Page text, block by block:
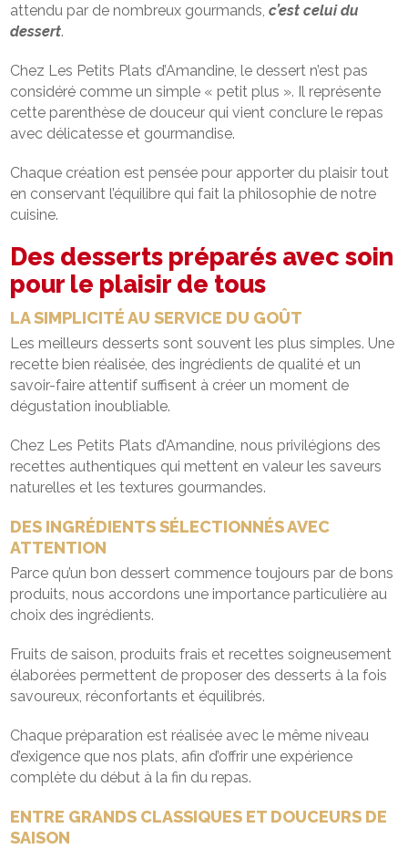
attendu par de nombreux gourmands,c’est celui du
dessert.
Chez Les Petits Plats d’Amandine, le dessert n’est pas
considéré comme un simple « petit plus ». Il représente
cette parenthèse de douceur qui vient conclure le repas
avec délicatesse et gourmandise.
Chaque création est pensée pour apporter du plaisir tout
en conservant l’équilibre qui fait la philosophie de notre
cuisine.
Des desserts préparés avec soin
pour le plaisir de tous
LA SIMPLICITÉ AU SERVICE DU GOÛT
Les meilleurs desserts sont souvent les plus simples. Une
recette bien réalisée, des ingrédients de qualité et un
savoir-faire attentif suffisent à créer un moment de
dégustation inoubliable.
Chez Les Petits Plats d’Amandine, nous privilégions des
recettes authentiques qui mettent en valeur les saveurs
naturelles et les textures gourmandes.
DES INGRÉDIENTS SÉLECTIONNÉS AVEC
ATTENTION
Parce qu’un bon dessert commence toujours par de bons
produits, nous accordons une importance particulière au
choix des ingrédients.
Fruits de saison, produits frais et recettes soigneusement
élaborées permettent de proposer des desserts à la fois
savoureux, réconfortants et équilibrés.
Chaque préparation est réalisée avec le même niveau
d’exigence que nos plats, afin d’offrir une expérience
complète du début à la fin du repas.
ENTRE GRANDS CLASSIQUES ET DOUCEURS DE
SAISON